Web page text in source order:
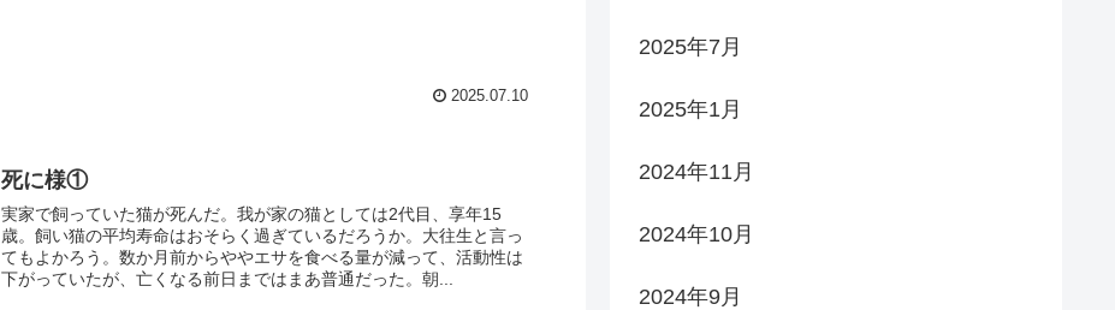
2025.07.10
死に様①
実家で飼っていた猫が死んだ。我が家の猫としては2代目、享年15
歳。飼い猫の平均寿命はおそらく過ぎているだろうか。大往生と言っ
てもよかろう。数か月前からややエサを食べる量が減って、活動性は
下がっていたが、亡くなる前日まではまあ普通だった。朝...
2025年7月
2025年1月
2024年11月
2024年10月
2024年9月